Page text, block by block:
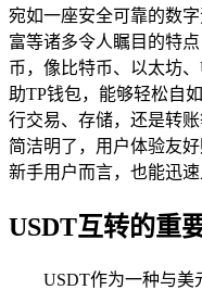
宛如一座安全可靠的数
富等诸多令人瞩目的特
币，像比特币、以太坊
助TP钱包，能够轻松自
行交易、存储，还是转
简洁明了，用户体验友
新手用户而言，也能迅速
USDT互转的重
USDT作为一种与美